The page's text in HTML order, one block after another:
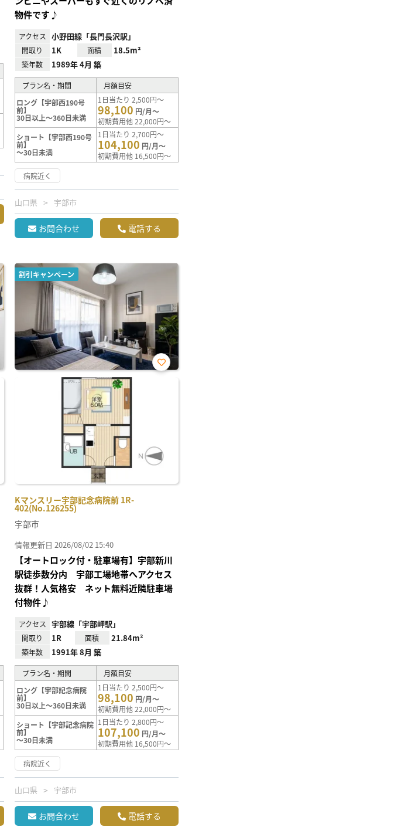
物件です♪
アクセス 小野田線「長門長沢駅」
間取り 1K 面積 18.5m²
築年数 1989年 4月 築
プラン名・期間
月額目安
ロング【宇部西190号
前】
30日以上～360日未満
1日当たり 2,500円～
98,100 円/月～
初期費用他 22,000円～
ショート【宇部西190号
前】
～30日未満
1日当たり 2,700円～
104,100 円/月～
初期費用他 16,500円～
病院近く
山口県 宇部市
お問合わせ 電話する
割引キャンペーン
Kマンスリー宇部記念病院前 1R-
402(No.126255)
お気
宇部市
情報更新日 2026/08/02 15:40
【オートロック付・駐車場有】宇部新川
駅徒歩数分内 宇部工場地帯へアクセス
抜群！人気格安 ネット無料近隣駐車場
付物件♪
アクセス 宇部線「宇部岬駅」
間取り 1R 面積 21.84m²
築年数 1991年 8月 築
プラン名・期間
月額目安
ロング【宇部記念病院
前】
30日以上～360日未満
1日当たり 2,500円～
98,100 円/月～
初期費用他 22,000円～
ショート【宇部記念病院
前】
～30日未満
1日当たり 2,800円～
107,100 円/月～
初期費用他 16,500円～
病院近く
山口県 宇部市
お問合わせ 電話する